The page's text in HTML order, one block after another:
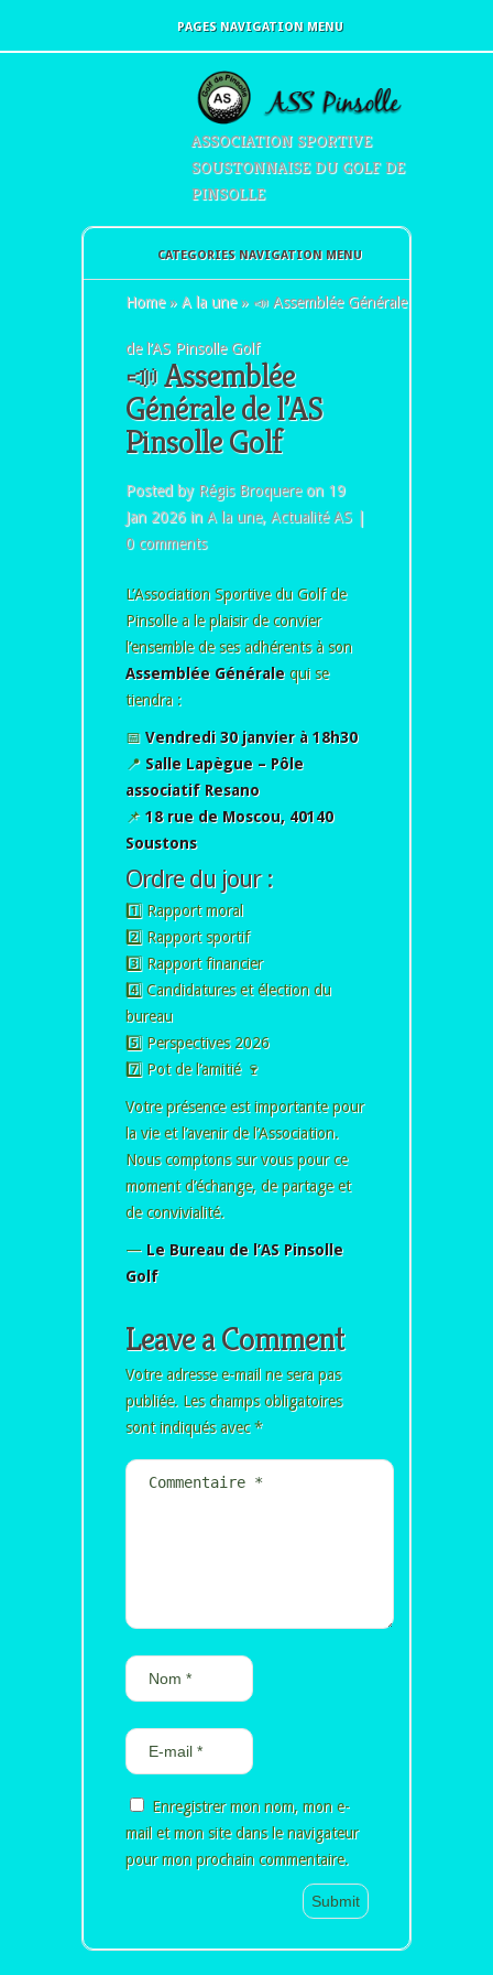
PAGES NAVIGATION MENU
ASSOCIATION SPORTIVE
SOUSTONNAISE DU GOLF DE
PINSOLLE
CATEGORIES NAVIGATION MENU
Home » A la une » 📣 Assemblée Générale
de l’AS Pinsolle Golf
📣 Assemblée
Générale de l’AS
Pinsolle Golf
Posted by Régis Broquereon 19
Jan 2026 inA la une, Actualité AS|
0 comments
L’Association Sportive du Golf de
Pinsolle a le plaisir de convier
l’ensemble de ses adhérents à son
Assemblée Générale qui se
tiendra :
📅 Vendredi 30 janvier à 18h30
📍 Salle Lapègue – Pôle
associatif Resano
📌 18 rue de Moscou, 40140
Soustons
Ordre du jour :
1️⃣ Rapport moral
2️⃣ Rapport sportif
3️⃣ Rapport financier
4️⃣ Candidatures et élection du
bureau
5️⃣ Perspectives 2026
7️⃣ Pot de l’amitié 🍷
Votre présence est importante pour
la vie et l’avenir de l’Association.
Nous comptons sur vous pour ce
moment d’échange, de partage et
de convivialité.
— Le Bureau de l’AS Pinsolle
Golf
Leave a Comment
Votre adresse e-mail ne sera pas
publiée. Les champs obligatoires
sont indiqués avec*
Enregistrer mon nom, mon e-
mail et mon site dans le navigateur
pour mon prochain commentaire.